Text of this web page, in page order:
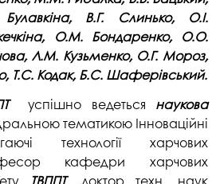
В.Г. Слинько, О.І.
О.М. Бондаренко, О.О.
Л.М. Кузьменко, О.Г. Мороз,
Т.С. Кодак, Б.С. Шаферівський.
успішно ведеться наукова
тематикою Інноваційні
технології харчових
кафедри харчових
ТВППТ, доктор техн. наук